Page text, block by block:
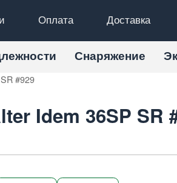
Оплата Доставка
Снаряжение
#929
Idem 36SP SR